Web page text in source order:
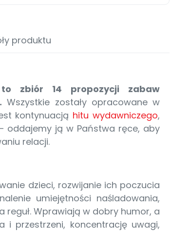
produktu
to zbiór 14 propozycji zabaw
Wszystkie zostały opracowane w
kontynuacją hitu wydawniczego,
oddajemy ją w Państwa ręce, aby
relacji.
dzieci, rozwijanie ich poczucia
umiejętności naśladowania,
reguł. Wprawiają w dobry humor, a
i przestrzeni, koncentrację uwagi,